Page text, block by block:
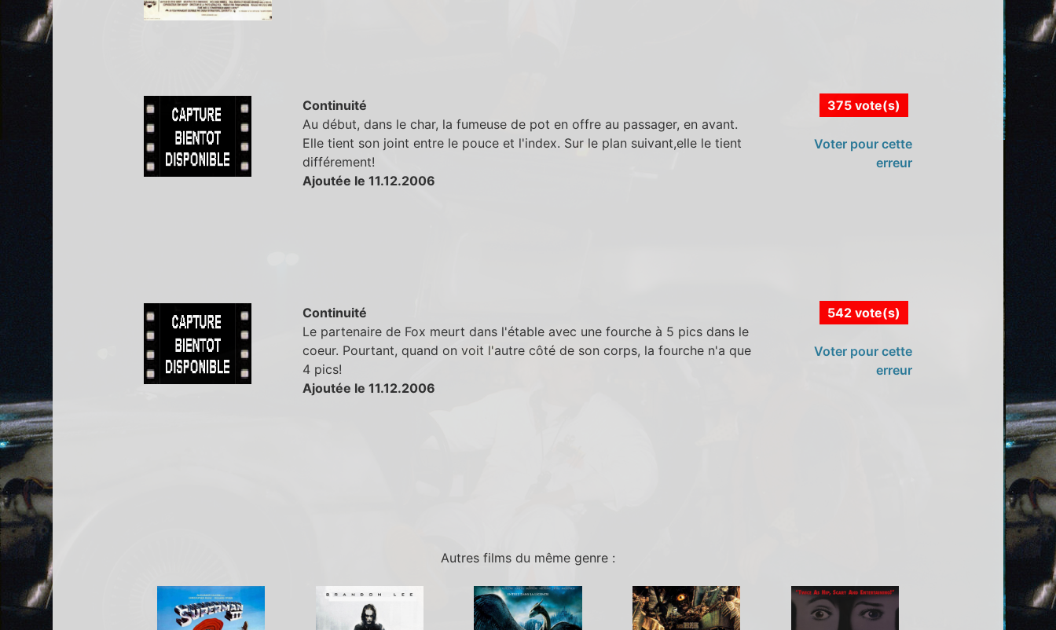
Continuité
Au début, dans le char, la fumeuse de pot en offre au passager, en avant.
Elle tient son joint entre le pouce et l'index. Sur le plan suivant,elle le tient
différement!
Ajoutée le 11.12.2006
375 vote(s)
Voter pour cette
erreur
Continuité
Le partenaire de Fox meurt dans l'étable avec une fourche à 5 pics dans le
coeur. Pourtant, quand on voit l'autre côté de son corps, la fourche n'a que
4 pics!
Ajoutée le 11.12.2006
542 vote(s)
Voter pour cette
erreur
Autres films du même genre :